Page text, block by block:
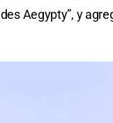
Aegypty”, y